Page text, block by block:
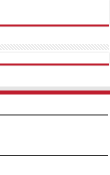
TipobetMatadorbetMariobet